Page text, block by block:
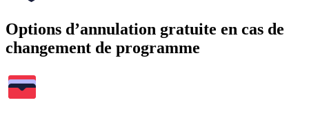
Options d’annulation gratuite en cas de
changement de programme